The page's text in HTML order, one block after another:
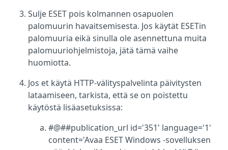
Sulje ESET pois kolmannen osapuolen
palomuurin havaitsemisesta. Jos käytät ESETin
palomuuria eikä sinulla ole asennettuna muita
palomuuriohjelmistoja, jätä tämä vaihe
huomiotta.
Jos et käytä HTTP-välityspalvelinta päivitysten
lataamiseen, tarkista, että se on poistettu
käytöstä lisäasetuksissa:
#@##publication_url id='351' language='1'
content='Avaa ESET Windows -sovelluksen